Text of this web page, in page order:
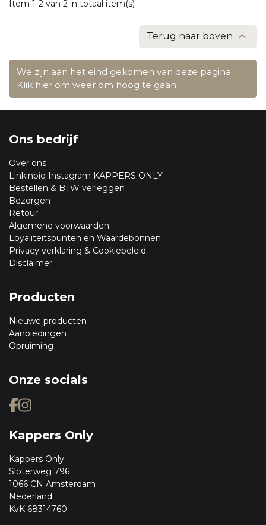
Item 1-2 van 2 in totaal item(s)
Terug naar boven 
We zijn aan het eind gekomen van deze pagina.
Klik hier om weer om hoog te gaan
Ons bedrijf
Over ons
Linkinbio Instagram KAPPERS ONLY
Bestellen & BTW verleggen
Bezorgen
Retour
Algemene voorwaarden
Loyaliteitspunten en Waardebonnen
Privacy verklaring & Cookiebeleid
Disclaimer
Producten
Nieuwe producten
Aanbiedingen
Opruiming
Onze socials
Kappers Only
Kappers Only
Sloterweg 796
1066 CN Amsterdam
Nederland
KvK 68314760